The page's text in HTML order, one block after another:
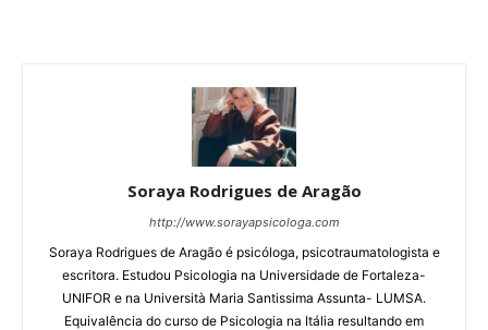
Soraya Rodrigues de Aragão
http://www.sorayapsicologa.com
Soraya Rodrigues de Aragão é psicóloga, psicotraumatologista e
escritora. Estudou Psicologia na Universidade de Fortaleza-
UNIFOR e na Università Maria Santissima Assunta- LUMSA.
Equivalência do curso de Psicologia na Itália resultando em